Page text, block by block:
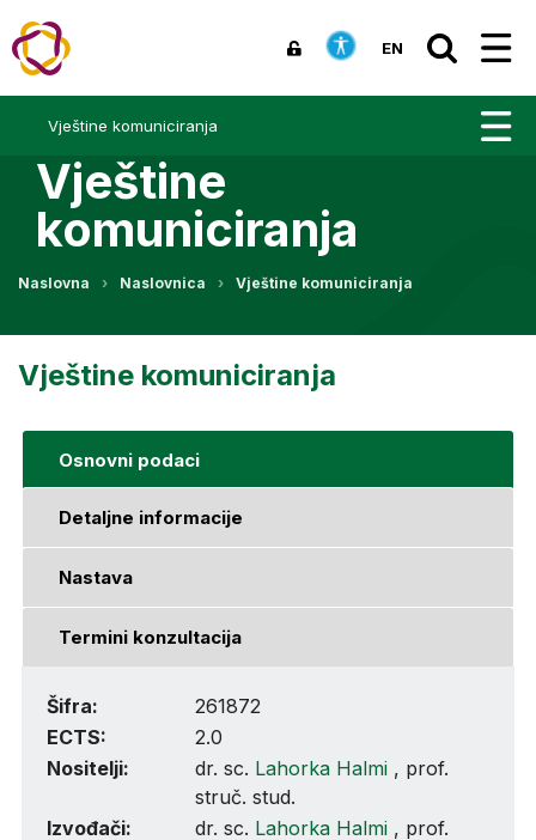
EN
Vještine komuniciranja
Vještine
komuniciranja
Naslovna Naslovnica Vještine komuniciranja
Vještine komuniciranja
Osnovni podaci
Detaljne informacije
Nastava
Termini konzultacija
Šifra:
261872
ECTS:
2.0
Nositelji:
dr. sc. Lahorka Halmi , prof.
struč. stud.
Izvođači:
dr. sc. Lahorka Halmi , prof.